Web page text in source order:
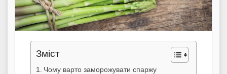
Зміст
Чому варто заморожувати спаржу